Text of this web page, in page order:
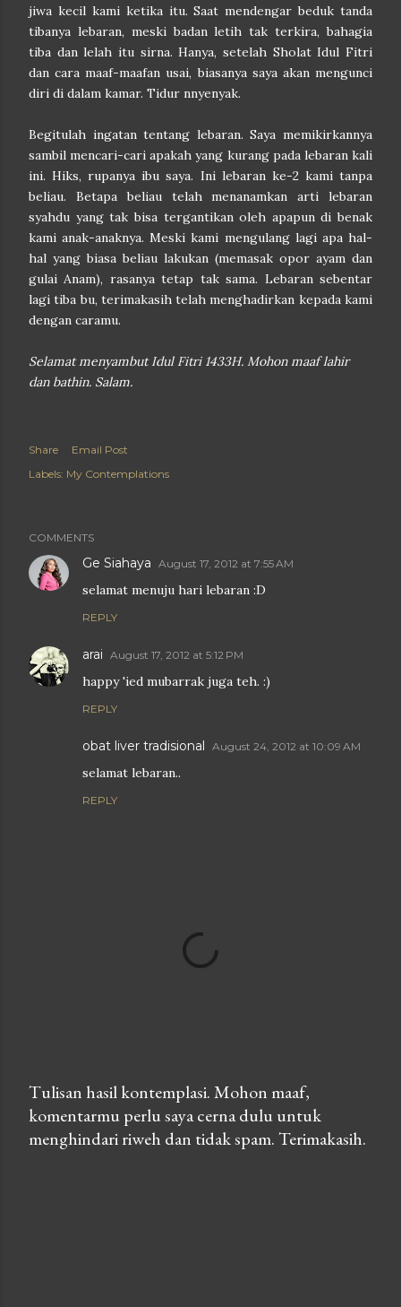
jiwa kecil kami ketika itu. Saat mendengar beduk tanda
tibanya lebaran, meski badan letih tak terkira, bahagia
tiba dan lelah itu sirna. Hanya, setelah Sholat Idul Fitri
dan cara maaf-maafan usai, biasanya saya akan mengunci
diri di dalam kamar. Tidur nnyenyak.
Begitulah ingatan tentang lebaran. Saya memikirkannya
sambil mencari-cari apakah yang kurang pada lebaran kali
ini. Hiks, rupanya ibu saya. Ini lebaran ke-2 kami tanpa
beliau. Betapa beliau telah menanamkan arti lebaran
syahdu yang tak bisa tergantikan oleh apapun di benak
kami anak-anaknya. Meski kami mengulang lagi apa hal-
hal yang biasa beliau lakukan (memasak opor ayam dan
gulai Anam), rasanya tetap tak sama. Lebaran sebentar
lagi tiba bu, terimakasih telah menghadirkan kepada kami
dengan caramu.
Selamat menyambut Idul Fitri 1433H. Mohon maaf lahir
dan bathin. Salam.
Share
Email Post
Labels: My Contemplations
COMMENTS
Ge Siahaya August 17, 2012 at 7:55 AM
selamat menuju hari lebaran :D
REPLY
arai August 17, 2012 at 5:12 PM
happy 'ied mubarrak juga teh. :)
REPLY
obat liver tradisional August 24, 2012 at 10:09 AM
selamat lebaran..
REPLY
P
o
Tulisan hasil kontemplasi. Mohon maaf,
komentarmu perlu saya cerna dulu untuk
menghindari riweh dan tidak spam. Terimakasih.